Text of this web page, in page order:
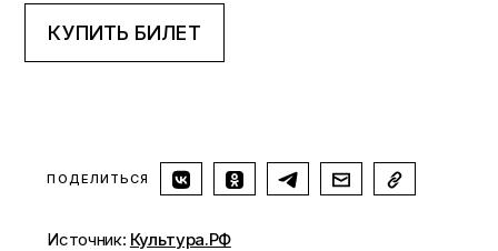
КУПИТЬ БИЛЕТ
ПОДЕЛИТЬСЯ
Источник: Культура.РФ